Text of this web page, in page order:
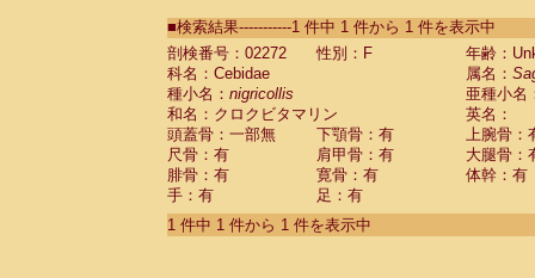
CebidaeSaguinus labiatus(0)
Cebidae Saguinus leucopus (0)
Cebidae
CebidaeSaguinus mystax
CebidaeSaguinus nigricollis (1)
Cebidae Saguinus oedipus
Cebidae Saguinus weddelli
Cebidae Saguinusspp.
Cebidae Aotus trivirgatus
Cebidae Cebus albifrons
■検索結果-----------1 件中 1 件から 1 件を表示中
剖検番号：02272
性別：F
年齢：
科名：Cebidae
属名：
種小名： nigricollis
亜種小名
和名：クロクビタマリン
英名：
頭蓋骨：一部無
下顎骨：有
上腕骨：
尺骨：有
肩甲骨：有
大腿骨：
腓骨：有
寛骨：有
体幹：有
手：有
足：有
1 件中 1 件から 1 件を表示中